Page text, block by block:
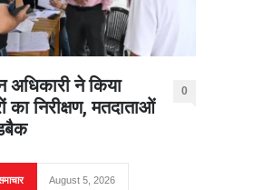
अधिकारी ने किया
का निरीक्षण, मतदाताओं
0
August 5, 2026